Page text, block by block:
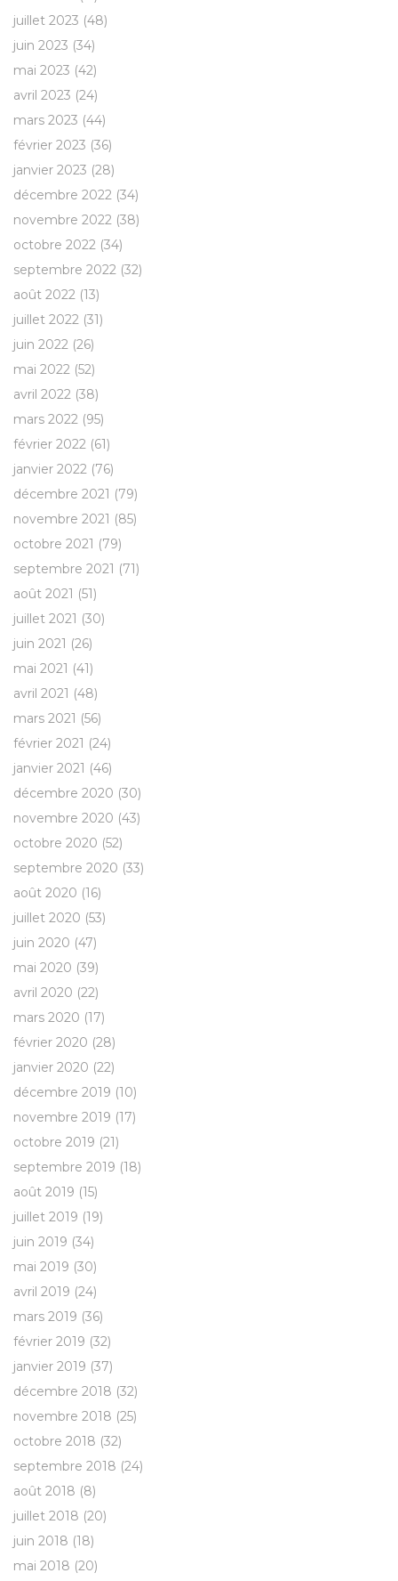
juillet 2023 (48)
juin 2023 (34)
mai 2023 (42)
avril 2023 (24)
mars 2023 (44)
février 2023 (36)
janvier 2023 (28)
décembre 2022 (34)
novembre 2022 (38)
octobre 2022 (34)
septembre 2022 (32)
août 2022 (13)
juillet 2022 (31)
juin 2022 (26)
mai 2022 (52)
avril 2022 (38)
mars 2022 (95)
février 2022 (61)
janvier 2022 (76)
décembre 2021 (79)
novembre 2021 (85)
octobre 2021 (79)
septembre 2021 (71)
août 2021 (51)
juillet 2021 (30)
juin 2021 (26)
mai 2021 (41)
avril 2021 (48)
mars 2021 (56)
février 2021 (24)
janvier 2021 (46)
décembre 2020 (30)
novembre 2020 (43)
octobre 2020 (52)
septembre 2020 (33)
août 2020 (16)
juillet 2020 (53)
juin 2020 (47)
mai 2020 (39)
avril 2020 (22)
mars 2020 (17)
février 2020 (28)
janvier 2020 (22)
décembre 2019 (10)
novembre 2019 (17)
octobre 2019 (21)
septembre 2019 (18)
août 2019 (15)
juillet 2019 (19)
juin 2019 (34)
mai 2019 (30)
avril 2019 (24)
mars 2019 (36)
février 2019 (32)
janvier 2019 (37)
décembre 2018 (32)
novembre 2018 (25)
octobre 2018 (32)
septembre 2018 (24)
août 2018 (8)
juillet 2018 (20)
juin 2018 (18)
mai 2018 (20)